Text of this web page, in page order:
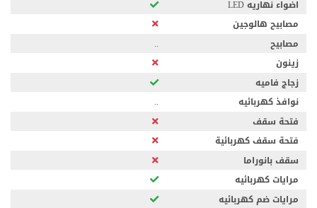
اضواء نهاريه LED
مصابيح هالوجين
مصابيح
..
زينون
زجاج فاميه
نوافذ كهربائيه
..
فتحة سقف
فتحة سقف كهربائية
سقف بانوراما
مرايات كهربائيه
مرايات ضم كهربائيه